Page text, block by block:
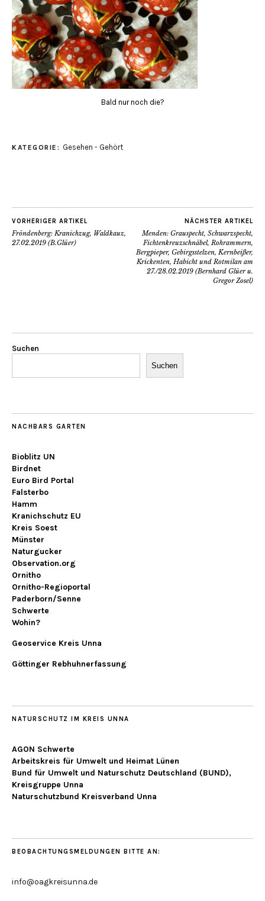
Bald nur noch die?
KATEGORIE: Gesehen - Gehört
VORHERIGER ARTIKEL
Fröndenberg: Kranichzug, Waldkauz,
27.02.2019 (B.Glüer)
NÄCHSTER ARTIKEL
Menden: Grauspecht, Schwarzspecht,
Fichtenkreuzschnäbel, Rohrammern,
Bergpieper, Gebirgsstelzen, Kernbeißer,
Krickenten, Habicht und Rotmilan am
27./28.02.2019 (Bernhard Glüer u.
Gregor Zosel)
Suchen
Suchen
NACHBARS GARTEN
Bioblitz UN
Birdnet
Euro Bird Portal
Falsterbo
Hamm
Kranichschutz EU
Kreis Soest
Münster
Naturgucker
Observation.org
Ornitho
Ornitho-Regioportal
Paderborn/Senne
Schwerte
Wohin?
Geoservice Kreis Unna
Göttinger Rebhuhnerfassung
NATURSCHUTZ IM KREIS UNNA
AGON Schwerte
Arbeitskreis für Umwelt und Heimat Lünen
Bund für Umwelt und Naturschutz Deutschland (BUND),
Kreisgruppe Unna
Naturschutzbund Kreisverband Unna
BEOBACHTUNGSMELDUNGEN BITTE AN:
info@oagkreisunna.de